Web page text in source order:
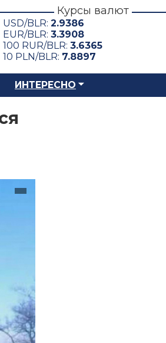
Курсы валют
USD/BLR: 2.9386
EUR/BLR: 3.3908
100 RUR/BLR: 3.6365
10 PLN/BLR: 7.8897
ИНТЕРЕСНО